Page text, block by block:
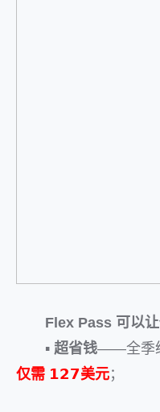
Flex Pass 可以让
▪️ 超省钱——全季
仅需 𝟭𝟮𝟳美元；